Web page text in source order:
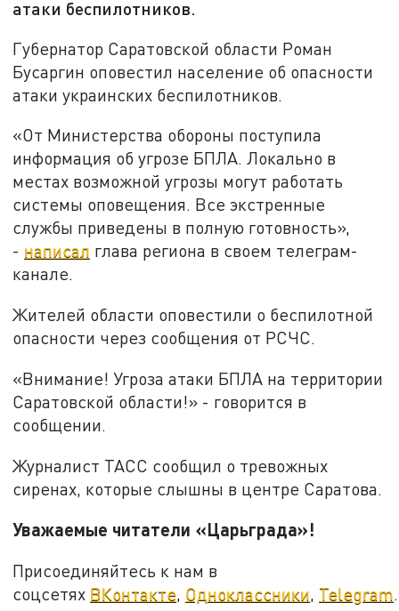
атаки беспилотников.
Губернатор Саратовской области Роман
Бусаргин оповестил население об опасности
атаки украинских беспилотников.
«От Министерства обороны поступила
информация об угрозе БПЛА. Локально в
местах возможной угрозы могут работать
системы оповещения. Все экстренные
службы приведены в полную готовность»,
- написал глава региона в своем телеграм-
канале.
Жителей области оповестили о беспилотной
опасности через сообщения от РСЧС.
«Внимание! Угроза атаки БПЛА на территории
Саратовской области!» - говорится в
сообщении.
Журналист ТАСС сообщил о тревожных
сиренах, которые слышны в центре Саратова.
Уважаемые читатели «Царьграда»!
Присоединяйтесь к нам в
соцсетях ВКонтакте, Одноклассники, Telegram.